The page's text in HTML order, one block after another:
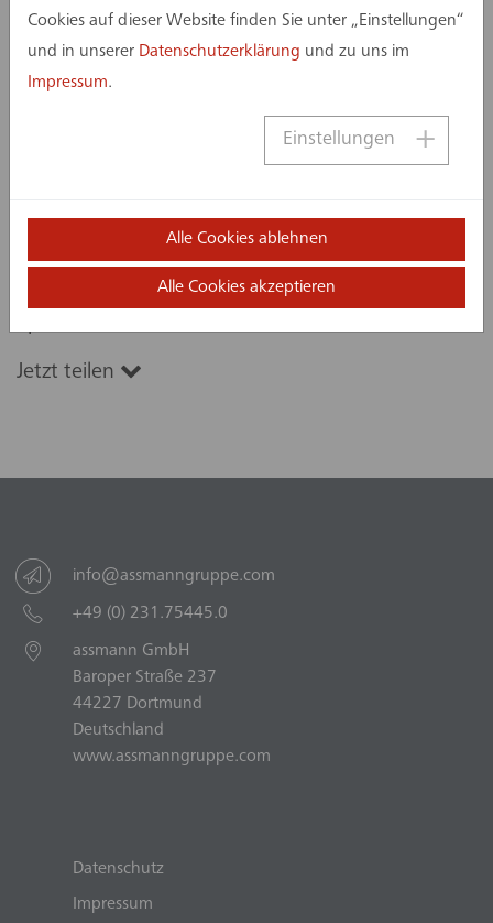
„Mir ist es wichtig, die Qualität meiner Planung zu
hinterfragen, und ob diese ohne bzw. mit
geringen Komplikationen auf der Baustelle
stellt uns zum Zeitpunkt der Planung oft vor
Herausforderungen, da bauliche und auch
ersichtlich werden. Umso wichtiger ist es mir
deshalb, Rückschlüsse aus der Praxis zu ziehen,
um mich weiterzuentwickeln“, so die CAD-
Jetzt teilen
info@assmanngruppe.com
+49 (0) 231.75445.0
assmann GmbH
Baroper Straße 237
44227 Dortmund
Deutschland
www.assmanngruppe.com
Datenschutz
Impressum
Cookies auf dieser Website finden Sie unter „Einstellungen“
und in unserer Datenschutzerklärung und zu uns im
Impressum.
Einstellungen
Alle Cookies ablehnen
Alle Cookies akzeptieren